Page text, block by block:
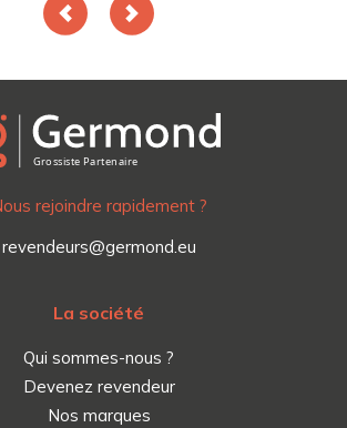
rejoindre rapidement ?
revendeurs@germond.eu
La société
Qui sommes-nous ?
Devenez revendeur
Nos marques